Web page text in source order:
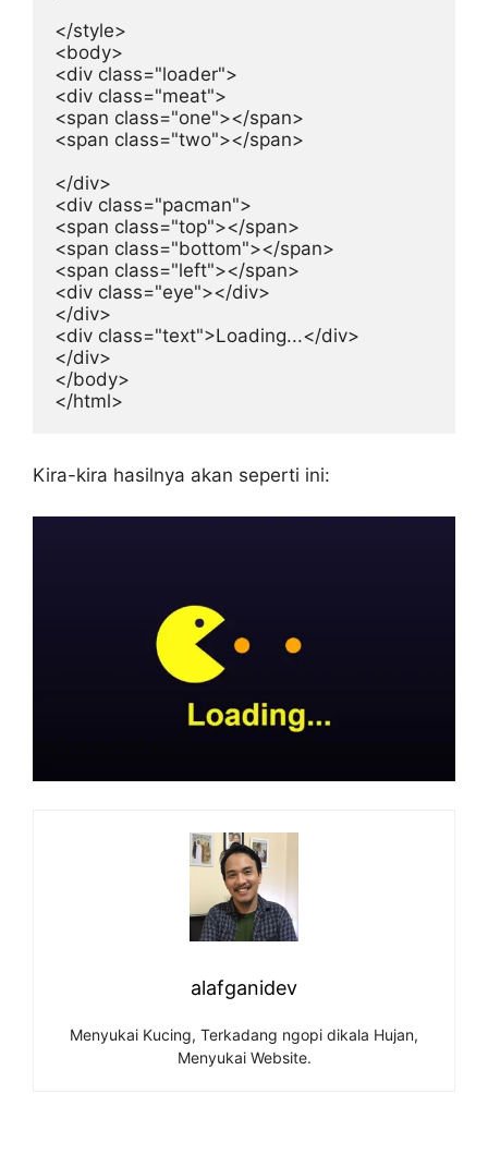
</style>
<body>
<div class="loader">
<div class="meat">
<span class="one"></span>
<span class="two"></span>
</div>
<div class="pacman">
<span class="top"></span>
<span class="bottom"></span>
<span class="left"></span>
<div class="eye"></div>
</div>
<div class="text">Loading...</div>
</div>
</body>
</html>
Kira-kira hasilnya akan seperti ini:
alafganidev
Menyukai Kucing, Terkadang ngopi dikala Hujan,
Menyukai Website.